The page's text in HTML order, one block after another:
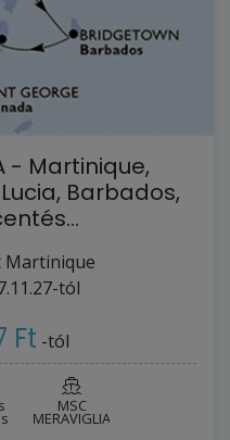
- Martinique,
Barbados,
Martinique
tól
Ft -tól
MSC
MERAVIGLIA